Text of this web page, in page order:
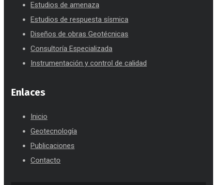
Estudios de amenaza
Estudios de respuesta sísmica
Diseños de obras Geotécnicas
Consultoría Especializada
Instrumentación y control de calidad
Enlaces
Inicio
Geotecnología
Publicaciones
Contacto